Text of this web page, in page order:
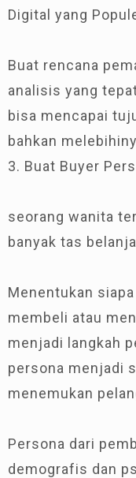
Digital yang
Buat rencana
analisis yang
bisa mencapai
bahkan
3. Buat Buyer
seorang wanita
banyak tas belanja
Menentukan
membeli atau
menjadi langkah
persona menjadi
menemukan
Persona dari
demografis dan